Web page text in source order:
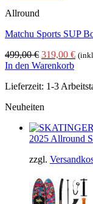
Allround
Matchu Sports SUP
499,00€
Preis
499,00 €
319,00 €
In den Warenkorb
Lieferzeit: 1-3
Neuheiten
2025 Allround
zzgl.